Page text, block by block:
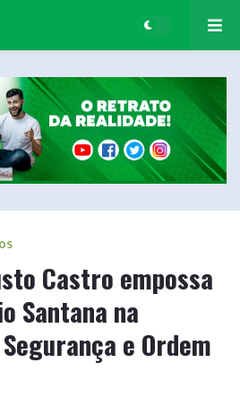
Castro empossa
Santana na
e Ordem